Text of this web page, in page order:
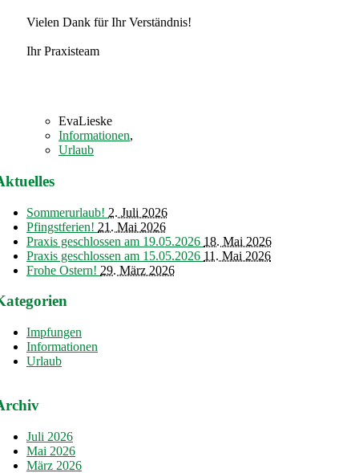
Vielen Dank für Ihr Verständnis!
Ihr Praxisteam
EvaLieske
Informationen,
Urlaub
Sommerurlaub! 2. Juli 2026
Pfingstferien! 21. Mai 2026
Praxis geschlossen am 19.05.2026 18. Mai 2026
Praxis geschlossen am 15.05.2026 11. Mai 2026
Frohe Ostern! 29. März 2026
Impfungen
Informationen
Urlaub
Juli 2026
Mai 2026
März 2026